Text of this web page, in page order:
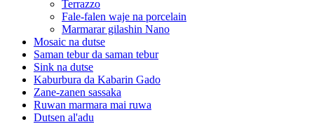
Terrazzo
Fale-falen waje na porcelain
Marmarar gilashin Nano
Mosaic na dutse
Saman tebur da saman tebur
Sink na dutse
Kaburbura da Kabarin Gado
Zane-zanen sassaka
Ruwan marmara mai ruwa
Dutsen al'adu